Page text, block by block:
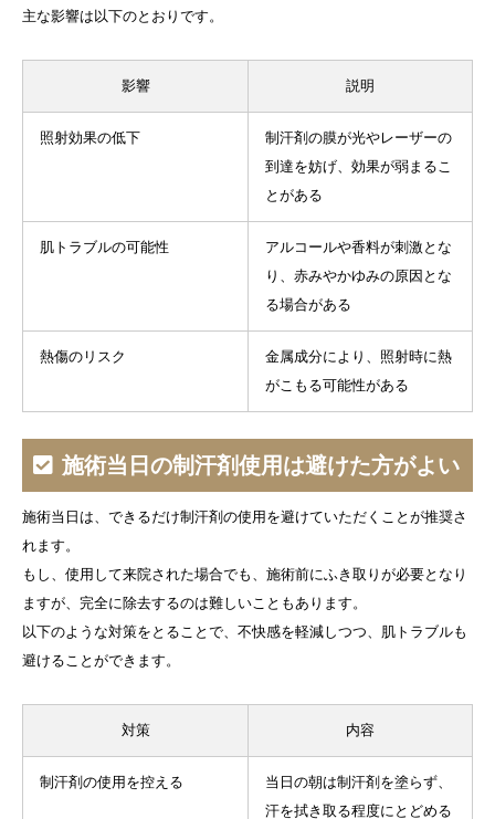
主な影響は以下のとおりです。
影響 説明
照射効果の低下
制汗剤の膜が光やレーザーの
到達を妨げ、効果が弱まるこ
とがある
肌トラブルの可能性
アルコールや香料が刺激とな
り、赤みやかゆみの原因とな
る場合がある
熱傷のリスク
金属成分により、照射時に熱
がこもる可能性がある
施術当日の制汗剤使用は避けた方がよい
施術当日は、できるだけ制汗剤の使用を避けていただくことが推奨さ
れます。
もし、使用して来院された場合でも、施術前にふき取りが必要となり
ますが、完全に除去するのは難しいこともあります。
以下のような対策をとることで、不快感を軽減しつつ、肌トラブルも
避けることができます。
対策 内容
制汗剤の使用を控える
当日の朝は制汗剤を塗らず、
汗を拭き取る程度にとどめる